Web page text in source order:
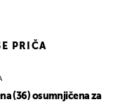
PRIČA
(36) osumnjičena za